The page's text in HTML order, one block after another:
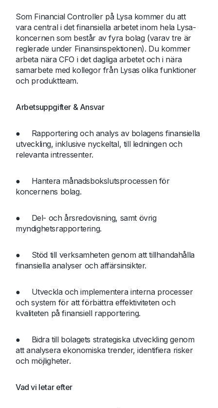
Som Financial Controller på Lysa kommer du att
vara central i det finansiella arbetet inom hela Lysa-
koncernen som består av fyra bolag (varav tre är
reglerade under Finansinspektionen). Du kommer
arbeta nära CFO i det dagliga arbetet och i nära
samarbete med kollegor från Lysas olika funktioner
och produktteam.
Arbetsuppgifter & Ansvar
● Rapportering och analys av bolagens finansiella
utveckling, inklusive nyckeltal, till ledningen och
relevanta intressenter.
● Hantera månadsbokslutsprocessen för
koncernens bolag.
● Del- och årsredovisning, samt övrig
myndighetsrapportering.
● Stöd till verksamheten genom att tillhandahålla
finansiella analyser och affärsinsikter.
● Utveckla och implementera interna processer
och system för att förbättra effektiviteten och
kvaliteten på finansiell rapportering.
● Bidra till bolagets strategiska utveckling genom
att analysera ekonomiska trender, identifiera risker
och möjligheter.
Vad vi letar efter